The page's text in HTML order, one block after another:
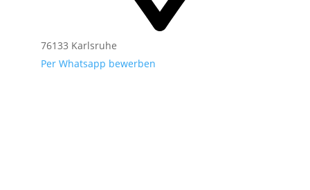
76133 Karlsruhe
Per Whatsapp bewerben